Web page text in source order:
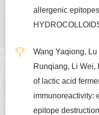
allergenic
Wang Yaqiong,
Runqiang, Li Wei,
of lactic acid
immunoreactivity:
epitope